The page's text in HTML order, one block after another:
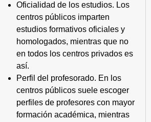
Oficialidad de los estudios. Los
centros públicos imparten
estudios formativos oficiales y
homologados, mientras que no
en todos los centros privados es
así.
Perfil del profesorado. En los
centros públicos suele escoger
perfiles de profesores con mayor
formación académica, mientras